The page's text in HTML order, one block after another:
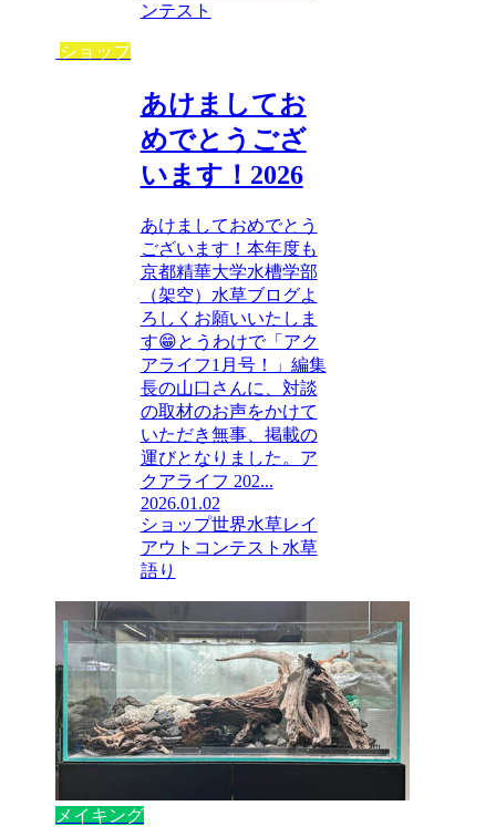
ンテスト
ショップ
あけましてお
めでとうござ
います！2026
あけましておめでとう
ございます！本年度も
京都精華大学水槽学部
（架空）水草ブログよ
ろしくお願いいたしま
す😁とうわけで「アク
アライフ1月号！」編集
長の山口さんに、対談
の取材のお声をかけて
いただき無事、掲載の
運びとなりました。ア
クアライフ 202...
2026.01.02
ショップ世界水草レイ
アウトコンテスト 水草
語り
メイキング